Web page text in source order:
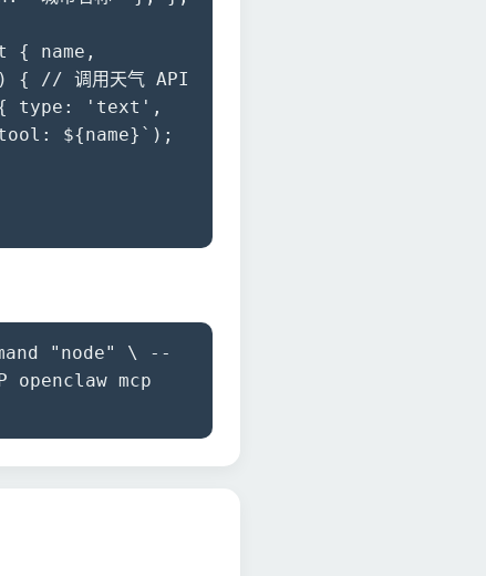
{ name,
{ // 调用天气 API
[{ type: 'text',
${name}`);
"node" \ --
mcp